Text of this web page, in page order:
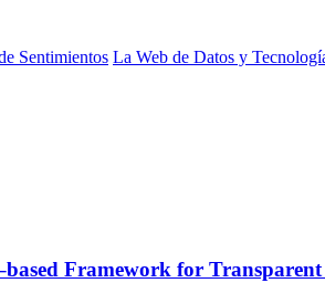
Sentimientos La Web de Datos y
Framework for